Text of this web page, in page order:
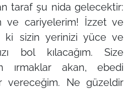
taraf şu nida gelecektir:
ve cariyelerim! İzzet ve
ki sizin yerinizi yüce ve
bol kılacağım. Size
ırmaklar akan, ebedi
vereceğim. Ne güzeldir